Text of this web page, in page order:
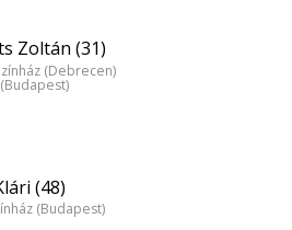
Zoltán (31)
(Debrecen)
(48)
(Budapest)